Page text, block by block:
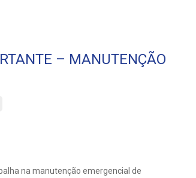
– MANUTENÇÃO
na manutenção emergencial de